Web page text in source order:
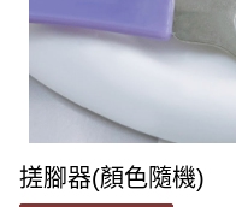
搓腳器(顏色隨機)